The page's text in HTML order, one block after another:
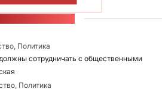
Политика
сотрудничать с общественными
Политика